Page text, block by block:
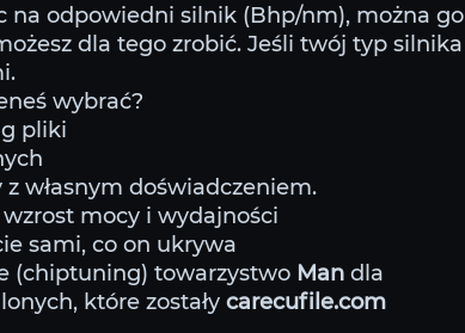
na odpowiedni silnik (Bhp/nm), można go
dla tego zrobić. Jeśli twój typ silnika
wybrać?
pliki
własnym doświadczeniem.
wzrost mocy i wydajności
sami, co on ukrywa
(chiptuning) towarzystwo Man dla
które zostały carecufile.com